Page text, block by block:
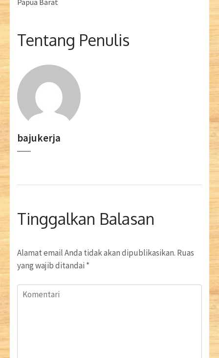
Papua Barat
Tentang Penulis
bajukerja
Tinggalkan Balasan
Alamat email Anda tidak akan dipublikasikan. Ruas
yang wajib ditandai *
Komentari